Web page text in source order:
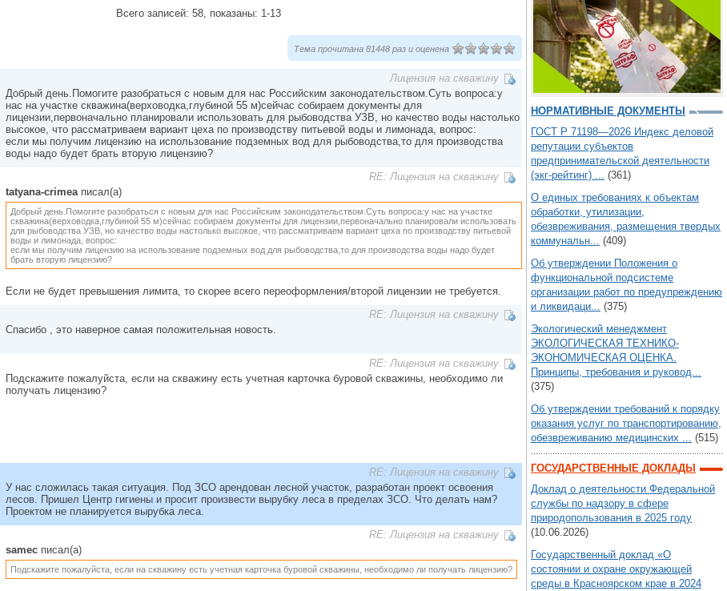
Всего записей: 58, показаны: 1-13
Тема прочитана 81448 раз и оценена
Лицензия на скважину
Добрый день.Помогите разобраться с новым для нас Российским законодательством.Суть вопроса:у
нас на участке скважина(верховодка,глубиной 55 м)сейчас собираем документы для
лицензии,первоначально планировали использовать для рыбоводства УЗВ, но качество воды настолько
высокое, что рассматриваем вариант цеха по производству питьевой воды и лимонада, вопрос:
если мы получим лицензию на использование подземных вод для рыбоводства,то для производства
воды надо будет брать вторую лицензию?
RE: Лицензия на скважину
tatyana-crimeaписал(а)
Добрый день.Помогите разобраться с новым для нас Российским законодательством.Суть вопроса:у нас на участке
скважина(верховодка,глубиной 55 м)сейчас собираем документы для лицензии,первоначально планировали использовать
для рыбоводства УЗВ, но качество воды настолько высокое, что рассматриваем вариант цеха по производству питьевой
воды и лимонада, вопрос:
если мы получим лицензию на использование подземных вод для рыбоводства,то для производства воды надо будет
брать вторую лицензию?
Если не будет превышения лимита, то скорее всего переоформления/второй лицензии не требуется.
RE: Лицензия на скважину
Спасибо , это наверное самая положительная новость.
RE: Лицензия на скважину
Подскажите пожалуйста, если на скважину есть учетная карточка буровой скважины, необходимо ли
получать лицензию?
RE: Лицензия на скважину
У нас сложилась такая ситуация. Под ЗСО арендован лесной участок, разработан проект освоения
лесов. Пришел Центр гигиены и просит произвести вырубку леса в пределах ЗСО. Что делать нам?
Проектом не планируется вырубка леса.
RE: Лицензия на скважину
samec писал(а)
Подскажите пожалуйста, если на скважину есть учетная карточка буровой скважины, необходимо ли получать лицензию?
НОРМАТИВНЫЕ ДОКУМЕНТЫ
ГОСТ Р 71198—2026 Индекс деловой
репутации субъектов
предпринимательской деятельности
(экг-рейтинг) ... (361)
О единых требованиях к объектам
обработки, утилизации,
обезвреживания, размещения твердых
коммунальн... (409)
Об утверждении Положения о
функциональной подсистеме
организации работ по предупреждению
и ликвидаци... (375)
Экологический менеджмент
ЭКОЛОГИЧЕСКАЯ ТЕХНИКО-
ЭКОНОМИЧЕСКАЯ ОЦЕНКА.
Принципы, требования и руковод...
(375)
Об утверждении требований к порядку
оказания услуг по транспортированию,
обезвреживанию медицинских ... (515)
ГОСУДАРСТВЕННЫЕ ДОКЛАДЫ
Доклад о деятельности Федеральной
службы по надзору в сфере
природопользования в 2025 году
(10.06.2026)
Государственный доклад «О
состоянии и охране окружающей
среды в Красноярском крае в 2024